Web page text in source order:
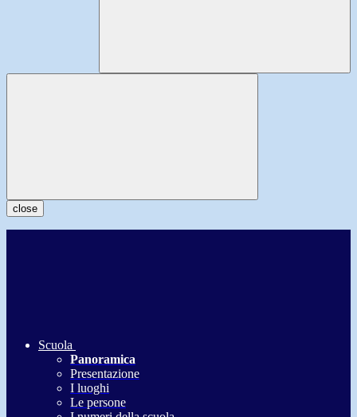
close
Scuola
Panoramica
Presentazione
I luoghi
Le persone